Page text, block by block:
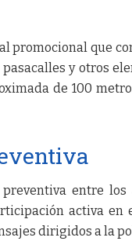
promocional que
y otros
de 100
entre
activa
dirigidos a la